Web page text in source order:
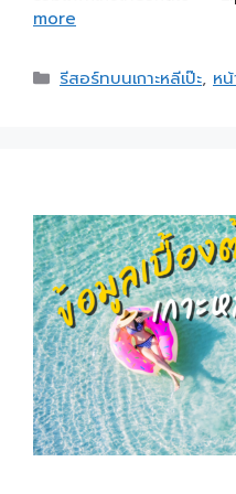
more
รีสอร์ทบนเกาะหลีเป๊ะ, ห